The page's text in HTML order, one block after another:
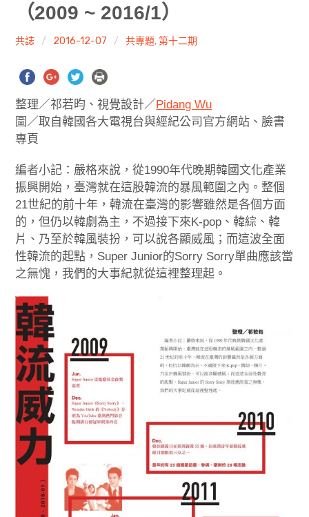
共評論
共想/共享
共青年
文化誌
勞動誌
共誌寫手
各期目錄
索取共誌
（2009 ~ 2016/1）
共誌 2016-12-07 共專題, 第十二期
整理／祁若昀、視覺設計／Pidang Wu
圖／取自韓國各大電視台與經紀公司官方網站、臉書
專頁
編者小記：嚴格來說，從1990年代晚期韓國文化產業
振興開始，臺灣就在這股韓流的暴風範圍之內。整個
21世紀的前十年，韓流在臺灣的影響雖然是各個方面
的，但仍以韓劇為主，不過接下來K-pop、韓綜、韓
片、乃至於韓風裝扮，可以說各顯威風；而這波全面
性韓流的起點，Super Junior的Sorry Sorry單曲應該當
之無愧，我們的大事紀就從這裡整理起。